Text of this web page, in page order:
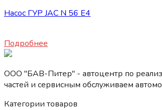
Насос ГУР JAC N 56 E4
Подробнее
ООО "БАВ-Питер" - автоцентр по
частей и сервисным обслуживаем
Категории товаров